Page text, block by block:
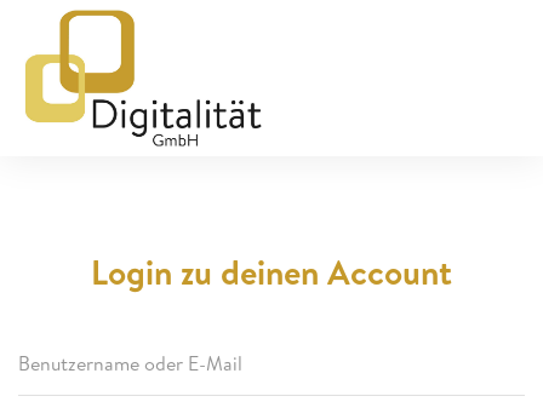
Login zu deinen Account